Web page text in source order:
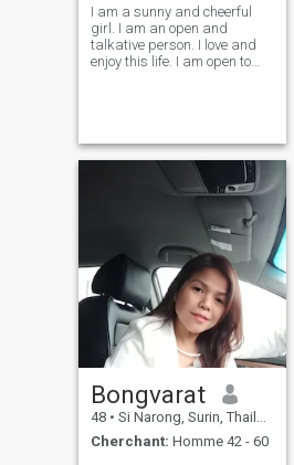
I am a sunny and cheerful
girl. I am an open and
talkative person. I love and
enjoy this life. I am open to
difficulties. I know how to be
friends and resp
Bongvarat
48 • Si Narong, Surin, Thailande
Cherchant: Homme 42 - 60